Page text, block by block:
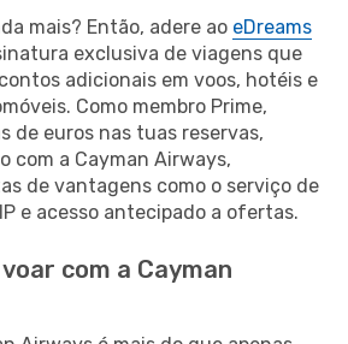
mais? Então, adere ao eDreams
exclusiva de viagens que
adicionais em voos, hotéis e
Como membro Prime,
de euros nas tuas reservas,
com a Cayman Airways,
de vantagens como o serviço de
e acesso antecipado a ofertas.
com a Cayman